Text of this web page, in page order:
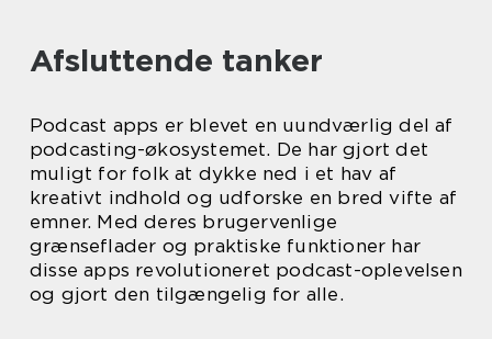
Afsluttende tanker
Podcast apps er blevet en uundværlig del af
podcasting-økosystemet. De har gjort det
muligt for folk at dykke ned i et hav af
kreativt indhold og udforske en bred vifte af
emner. Med deres brugervenlige
grænseflader og praktiske funktioner har
disse apps revolutioneret podcast-oplevelsen
og gjort den tilgængelig for alle.